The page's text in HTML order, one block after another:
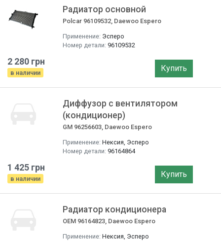
Радиатор основной
Polcar 96109532, Daewoo Espero
Применение: Эсперо
Номер детали: 96109532
2 280 грн
в наличии Купить
Диффузор с вентилятором
(кондиционер)
GM 96256603, Daewoo Espero
Применение: Нексия, Эсперо
Номер детали: 96164864
1 425 грн
в наличии Купить
Радиатор кондиционера
OEM 96164823, Daewoo Espero
Применение: Нексия, Эсперо